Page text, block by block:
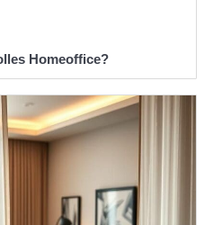
Homeoffice?